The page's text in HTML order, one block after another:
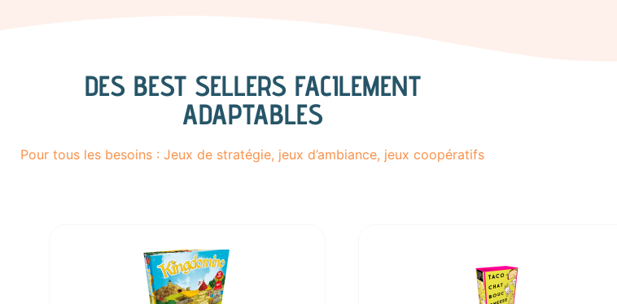
DES BEST SELLERS FACILEMENT
ADAPTABLES
Pour tous les besoins : Jeux de stratégie, jeux d’ambiance, jeux coopératifs